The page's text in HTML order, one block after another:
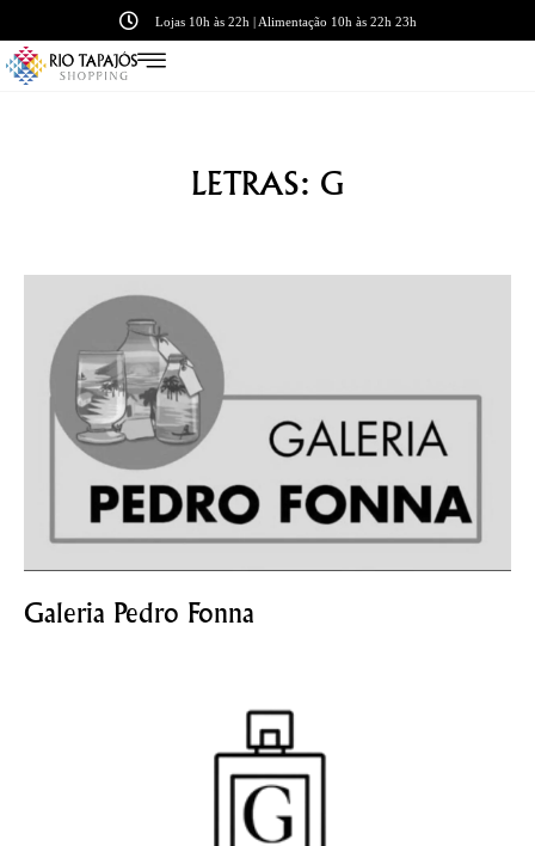
Lojas 10h às 22h | Alimentação 10h às 22h 23h
LETRAS: G
Galeria Pedro Fonna